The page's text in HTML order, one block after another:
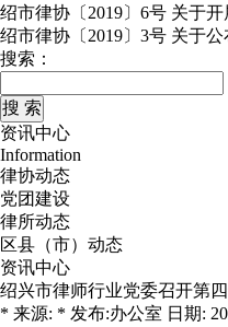
绍市律协〔2019〕6号 关于
绍市律协〔2019〕3号 关于
搜索：
资讯中心
Information
律协动态
党团建设
律所动态
区县（市）动态
资讯中心
绍兴市律师行业党委召开第
* 来源: * 发布:办公室 日期: